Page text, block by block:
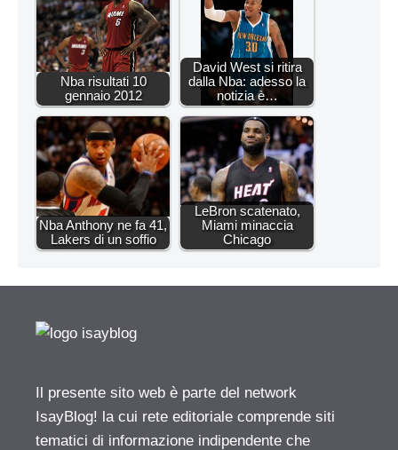
Nba risultati 10
gennaio 2012
David West si ritira
dalla Nba: adesso la
notizia è…
Nba Anthony ne fa 41,
Lakers di un soffio
LeBron scatenato,
Miami minaccia
Chicago
Il presente sito web è parte del network
IsayBlog! la cui rete editoriale comprende siti
tematici di informazione indipendente che